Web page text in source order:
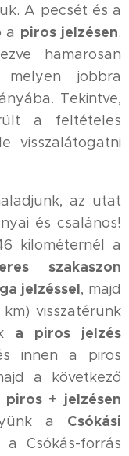
A pecsét és a
a piros jelzésen.
hamarosan
jobbra
Tekintve,
a feltételes
visszalátogatni
az utat
és csalános!
kilométernél a
szakaszon
jelzéssel, majd
visszatérünk
a piros jelzés
innen a piros
a következő
piros + jelzésen
a Csókási
Csókás-forrás